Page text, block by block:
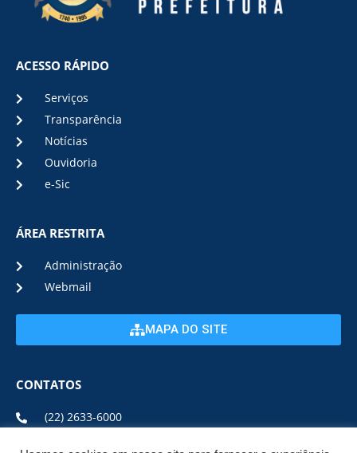
ACESSO RÁPIDO
Serviços
Transparência
Notícias
Ouvidoria
e-Sic
ÁREA RESTRITA
Administração
Webmail
MAPA DO SITE
CONTATOS
(22) 2633-6000